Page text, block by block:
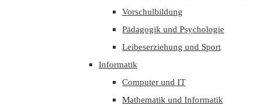
Vorschulbildung
Pädagogik und Psychologie
Leibeserziehung und Sport
Informatik
Computer und IT
Mathematik und Informatik